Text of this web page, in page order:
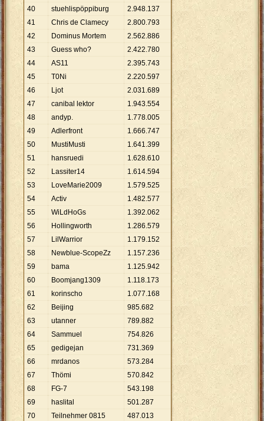
40
stuehlispöppiburg 2.948.137
41
Chris de Clamecy 2.800.793
42
Dominus Mortem 2.562.886
43
Guess who? 2.422.780
44
AS11 2.395.743
45
T0Ni 2.220.597
46
Ljot 2.031.689
47
canibal lektor 1.943.554
48
andyp. 1.778.005
49
Adlerfront 1.666.747
50
MustiMusti 1.641.399
51
hansruedi 1.628.610
52
Lassiter14 1.614.594
53
LoveMarie2009 1.579.525
54
Activ 1.482.577
55
WiLdHoGs 1.392.062
56
Hollingworth 1.286.579
57
LilWarrior 1.179.152
58
Newblue-ScopeZz 1.157.236
59
bama 1.125.942
60
Boomjang1309 1.118.173
61
korinscho 1.077.168
62
Beijing 985.682
63
utanner 789.882
64
Sammuel 754.826
65
gedigejan 731.369
66
mrdanos 573.284
67
Thömi 570.842
68
FG-7 543.198
69
haslital 501.287
70
Teilnehmer 0815 487.013